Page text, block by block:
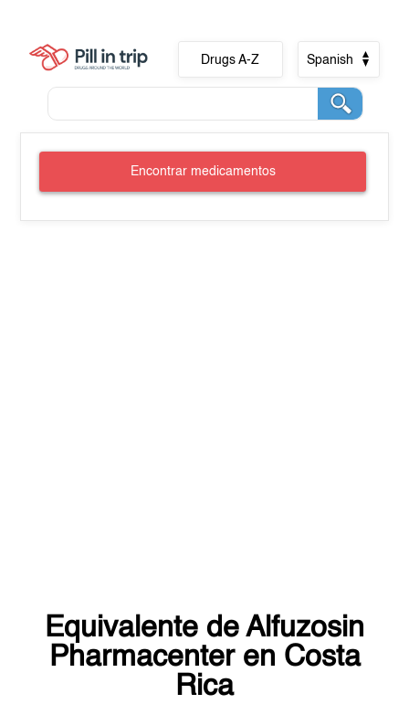
Drugs A-Z Spanish
Encontrar medicamentos
Equivalente de Alfuzosin
Pharmacenteren Costa
Rica